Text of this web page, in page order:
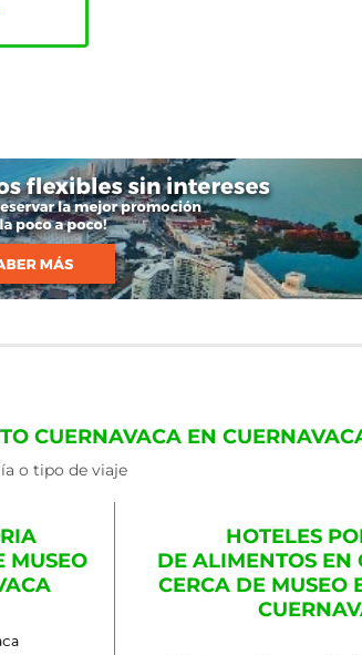
CUERNAVACA EN
o tipo de viaje
MUSEO
HOTELES
DE ALIMENTOS EN
CERCA DE MUSEO